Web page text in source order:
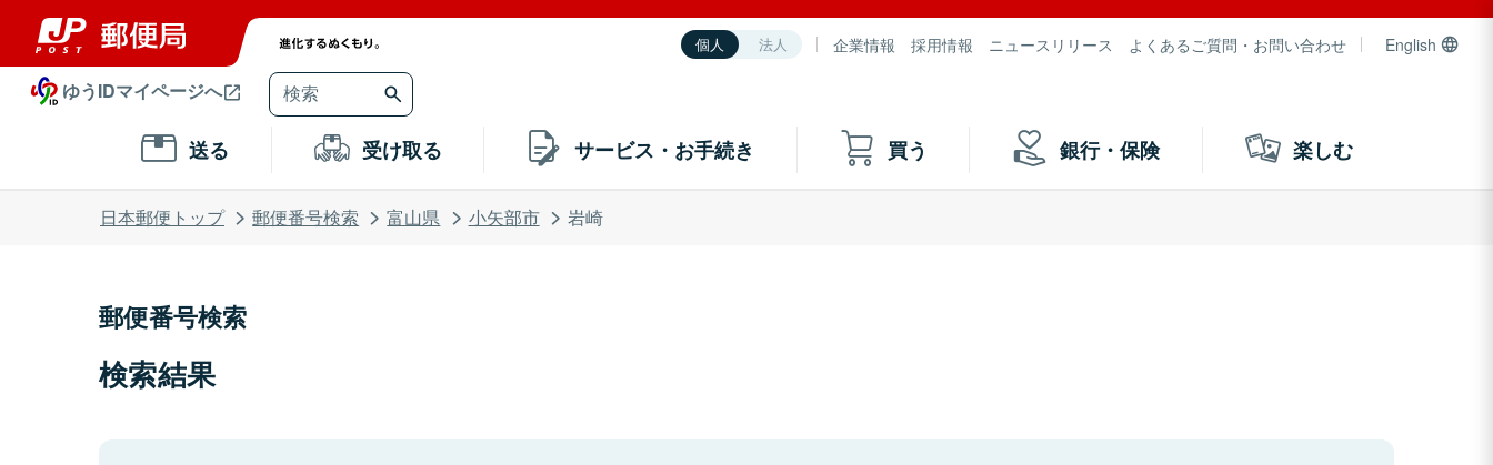
個人 法人 企業情報 採用情報 ニュースリリース よくあるご質問・お問い合わせ English
ゆうIDマイページへ
送る 受け取る サービス・お手続き 買う 銀行・保険 楽しむ
日本郵便トップ 郵便番号検索 富山県 小矢部市 岩崎
郵便番号検索
検索結果